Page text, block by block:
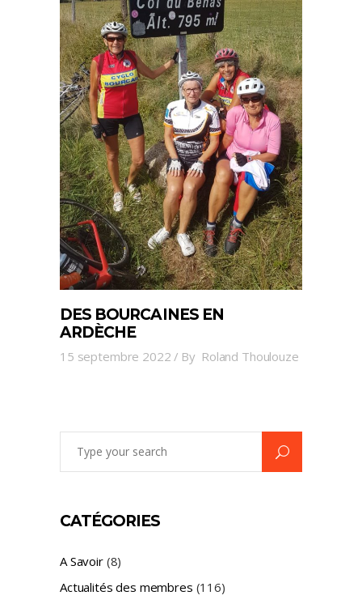
DES BOURCAINES EN
ARDÈCHE
15 septembre 2022 By Roland Thoulouze
CATÉGORIES
A Savoir(8)
Actualités des membres (116)